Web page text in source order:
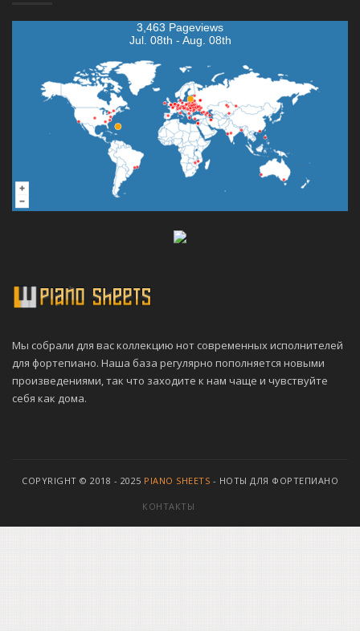
3,463 Pageviews
Jul. 08th - Aug. 08th
Мы собрали для вас коллекцию нот современных исполнителей
для фортепиано. Наша база регулярно пополняется новыми
произведениями, так что заходите к нам чаще и чувствуйте
себя как дома.
COPYRIGHT © 2018 - 2025 PIANO SHEETS - НОТЫ ДЛЯ ФОРТЕПИАНО
КОНТАКТЫ